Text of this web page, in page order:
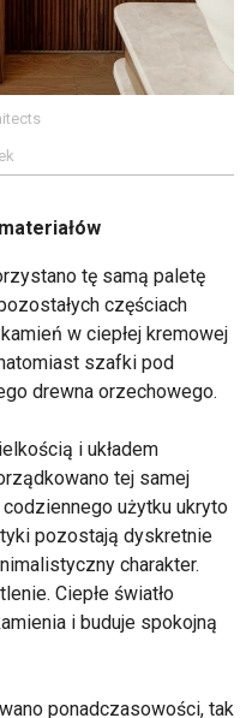
tę samą paletę
częściach
w ciepłej kremowej
szafki pod
drewna orzechowego.
i układem
tej samej
użytku ukryto
pozostają dyskretnie
charakter.
Ciepłe światło
i buduje spokojną
ponadczasowości, tak